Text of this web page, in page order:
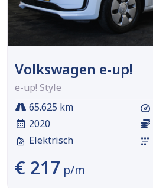
Volkswagen e-up!
e-up! Style
65.625 km
2020
Elektrisch
€ 217 p/m